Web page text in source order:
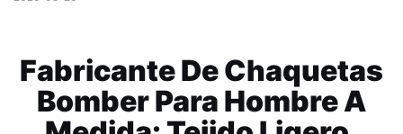
Fabricante De Chaquetas
Bomber Para Hombre A